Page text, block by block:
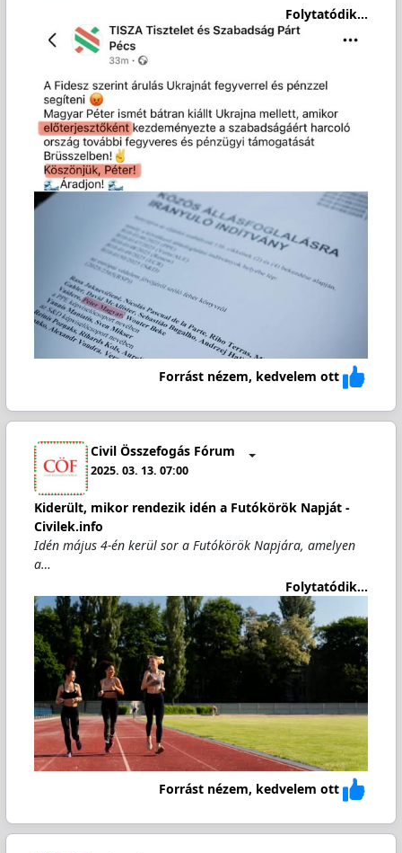
Folytatódik...
Forrást nézem, kedvelem ott
Civil Összefogás Fórum
2025. 03. 13. 07:00
Kiderült, mikor rendezik idén a Futókörök Napját -
Civilek.info
Idén május 4-én kerül sor a Futókörök Napjára, amelyen
a…
Folytatódik...
Forrást nézem, kedvelem ott